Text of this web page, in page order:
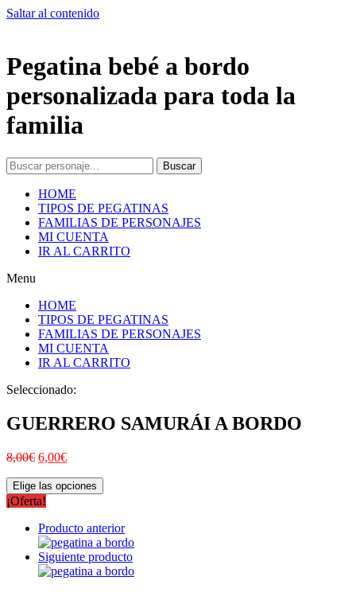
Saltar al contenido
Pegatina bebé a bordo
personalizada para toda la
familia
Buscar
HOME
TIPOS DE PEGATINAS
FAMILIAS DE PERSONAJES
MI CUENTA
IR AL CARRITO
Menu
HOME
TIPOS DE PEGATINAS
FAMILIAS DE PERSONAJES
MI CUENTA
IR AL CARRITO
Seleccionado:
GUERRERO SAMURÁI A BORDO
8,00€ 6,00€
Elige las opciones
¡Oferta!
Producto anterior
Siguiente producto